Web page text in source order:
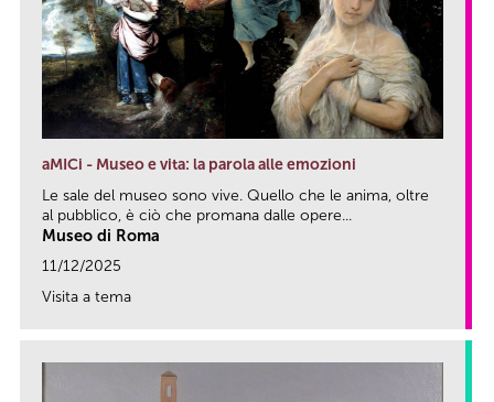
aMICi - Museo e vita: la parola alle emozioni
Le sale del museo sono vive. Quello che le anima, oltre
al pubblico, è ciò che promana dalle opere...
Museo di Roma
11/12/2025
Visita a tema